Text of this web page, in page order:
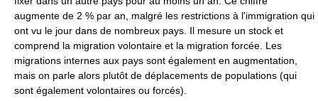
augmente de 2 % par an, malgré les restrictions à l'immigration qui
ont vu le jour dans de nombreux pays. Il mesure un stock et
comprend la migration volontaire et la migration forcée. Les
migrations internes aux pays sont également en augmentation,
mais on parle alors plutôt de déplacements de populations (qui
sont également volontaires ou forcés).